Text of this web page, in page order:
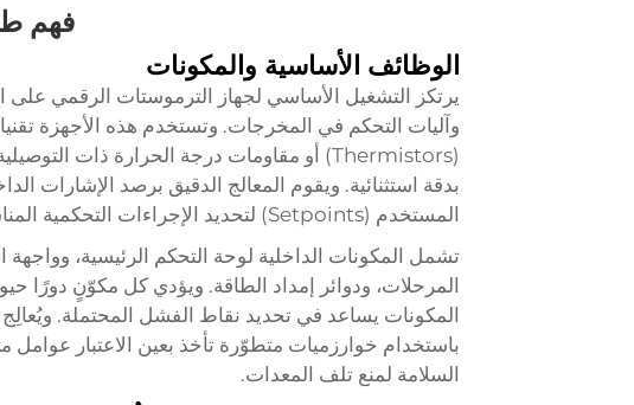
فهم
الوظائف الأساسية والمكونات
يرتكز التشغيل الأساسي لجهاز الترموستات الرقمي على
وآليات التحكم في المخرجات. وتستخدم هذه الأجهزة
بدقة استثنائية. ويقوم المعالج الدقيق برصد الإشارات
المستخدم (Setpoints) لتحديد الإجراءات التحكمية المناسبة.
تشمل المكونات الداخلية لوحة التحكم الرئيسية،
المرحلات، ودوائر إمداد الطاقة. ويؤدي كل مكوّنٍ دورًا
المكونات يساعد في تحديد نقاط الفشل المحتملة.
باستخدام خوارزميات متطوّرة تأخذ بعين الاعتبار عوامل
السلامة لمنع تلف المعدات.